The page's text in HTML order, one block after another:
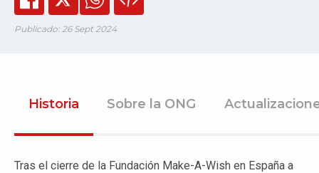
Publicado: 26 Sept 2024
Historia Sobre la ONG
Tras el cierre de la Fundación Make-A-Wish en España a